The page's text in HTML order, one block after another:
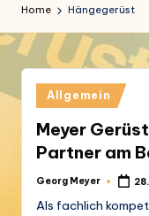
y
e
G
in
Sachen
Gerüstbau
Home Hängegerüst
Posted
in
Allgemein
Meyer
Partner am
Posted
Georg Meyer
Als fachlich